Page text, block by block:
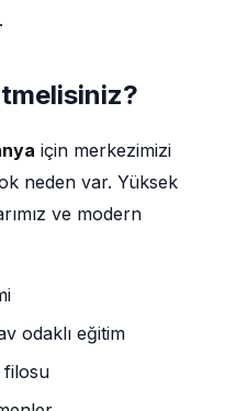
için merkezimizi
neden var. Yüksek
ve modern
odaklı eğitim
filosu